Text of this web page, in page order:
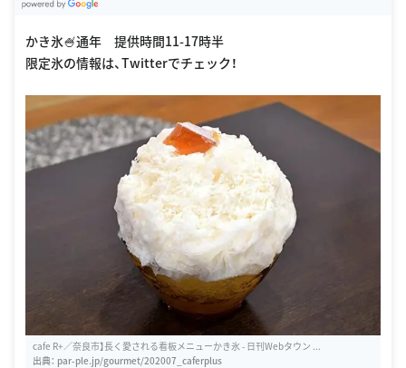
かき氷🍧通年 提供時間11-17時半
限定氷の情報は、Twitterでチェック！
cafe R+／奈良市】長く愛される看板メニューかき氷 - 日刊Webタウン ...
出典： par-ple.jp/gourmet/202007_caferplus